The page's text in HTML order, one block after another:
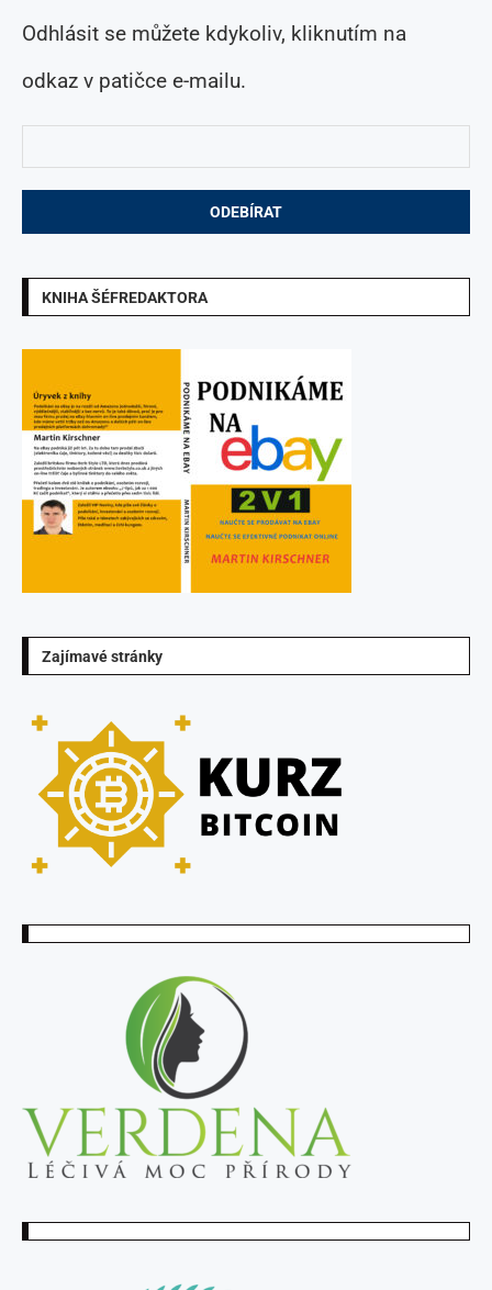
Odhlásit se můžete kdykoliv, kliknutím na
odkaz v patičce e-mailu.
KNIHA ŠÉFREDAKTORA
Zajímavé stránky